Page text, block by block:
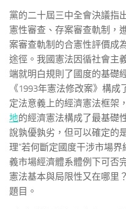
黨的二十屆三中全會決議指
憲性審查、存案審查軌制，
案審查軌制的合憲性評價成
途徑。我國憲法因循社會主
端就明白規則了國度的基礎
《1993年憲法修改案》構
定法意義上的經濟憲法框架
地的經濟憲法構成了最基礎
說孰優孰劣，但可以確定的
理“若何斷定國度干涉市場
義市場經濟體系體例下可否
憲法基本與局限性又在哪里
題目。